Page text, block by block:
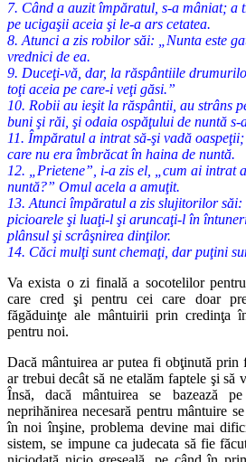
7. Când a auzit împăratul, s-a mâniat; a
pe ucigaşii aceia şi le-a ars cetatea.
8. Atunci a zis robilor săi: „Nunta este
vrednici de ea.
9. Duceţi-vă, dar, la răspântiile
toţi aceia pe care-i veţi găsi.”
10. Robii au ieşit la răspântii, au strâns
buni şi răi, şi odaia ospăţului de nuntă s-
11. Împăratul a intrat să-şi vadă
care nu era îmbrăcat în haina de nuntă.
12. „Prietene”, i-a zis el, „cum ai intrat
nuntă?” Omul acela a amuţit.
13. Atunci împăratul a zis slujitorilor
picioarele şi luaţi-l şi aruncaţi-l în
plânsul şi scrâşnirea dinţilor.
14. Căci mulţi sunt chemaţi, dar puţini
Va exista o zi finală a socotelilor
care cred şi pentru cei care doar
făgăduinţe ale mântuirii prin credinţa
pentru noi.
Dacă mântuirea ar putea fi obţinută
ar trebui decât să ne etalăm faptele şi să
Însă, dacă mântuirea se bazează
neprihănirea necesară pentru mântuire
în noi înşine, problema devine mai
sistem, se impune ca judecata să fie